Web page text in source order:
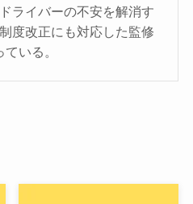
ライバーの不安を解消す
度改正にも対応した監修
ている。